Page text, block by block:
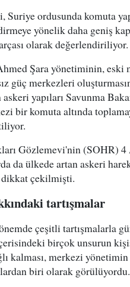
ordusunda komuta
yönelik daha geniş
olarak değerlendiriliyor.
Şara yönetiminin, eski
güç merkezleri
yapıları Savunma
bir komuta altında
Gözlemevi'nin (SOHR) 4
da ülkede artan askeri
çekilmişti.
tartışmalar
çeşitli tartışmalarla
birçok unsurun
kalması, merkezi
biri olarak görülüyordu.